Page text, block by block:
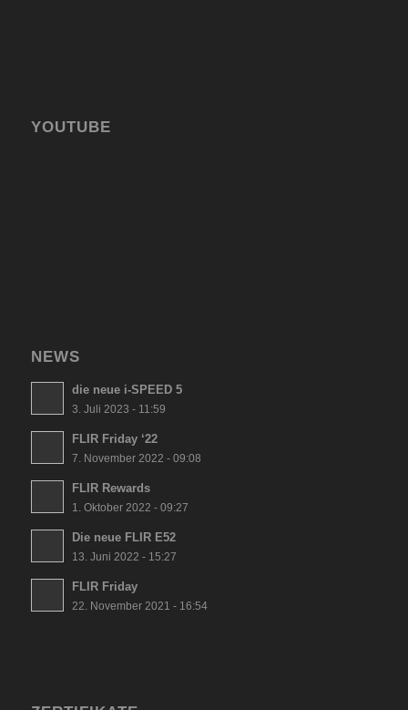
YOUTUBE
NEWS
die neue i-SPEED 5
3. Juli 2023 - 11:59
FLIR Friday ‘22
7. November 2022 - 09:08
FLIR Rewards
1. Oktober 2022 - 09:27
Die neue FLIR E52
13. Juni 2022 - 15:27
FLIR Friday
22. November 2021 - 16:54